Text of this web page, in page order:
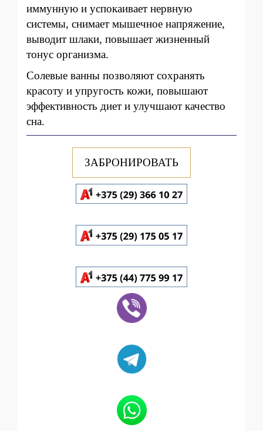
иммунную и успокаивает нервную
системы, снимает мышечное напряжение,
выводит шлаки, повышает жизненный
тонус организма.
Солевые ванны позволяют сохранять
красоту и упругость кожи, повышают
эффективность диет и улучшают качество
сна.
ЗАБРОНИРОВАТЬ